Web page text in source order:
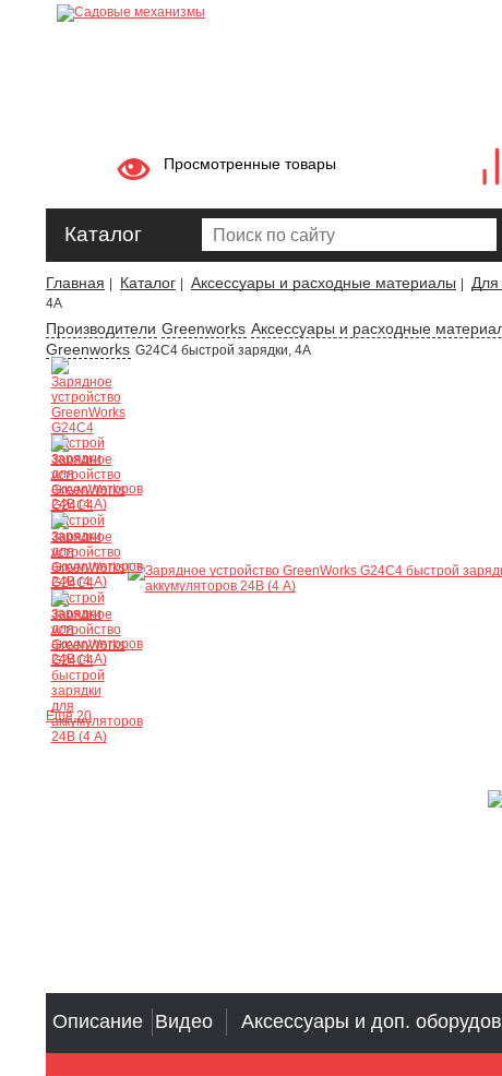
Просмотренные товары
Каталог
Главная Каталог Аксессуары и расходные материалы Для
4А
Производители Greenworks Аксессуары и расходные
Greenworks G24C4 быстрой зарядки, 4А
Ещё 20
Описание Видео Аксессуары и доп.